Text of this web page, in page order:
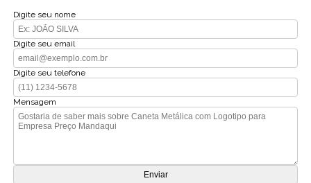
Digite seu nome
Digite seu email
Digite seu telefone
Mensagem